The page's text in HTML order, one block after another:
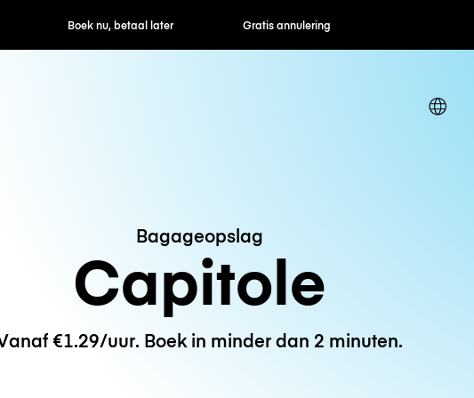
nu, betaal later Gratis annulering Uur- / dagtarieven
Bagageopslag
Capitole
€1.29/uur. Boek in minder dan 2 minuten.